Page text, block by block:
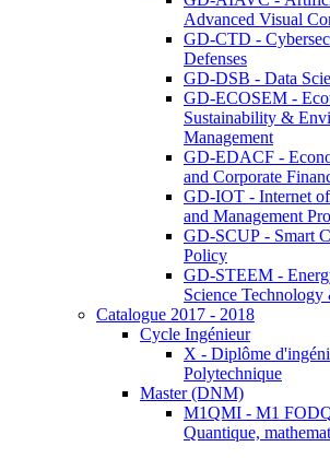
Advanced Visual
GD-CTD -
Defenses
GD-DSB - Data
GD-ECOSEM -
Sustainability &
Management
GD-EDACF -
and Corporate
GD-IOT - Internet
and Management
GD-SCUP - Smart
Policy
GD-STEEM -
Science
Catalogue 2017 - 2018
Cycle Ingénieur
X - Diplôme
Polytechnique
Master (DNM)
M1QMI - M1
Quantique,